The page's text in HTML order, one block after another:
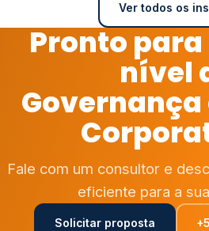
Ver todos os
Pronto
nível
Governança
Fale com um consultor e
eficiente para a
Solicitar proposta